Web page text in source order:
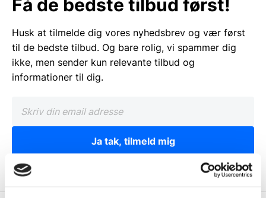
Få de bedste tilbud først!
Husk at tilmelde dig vores nyhedsbrev og vær først
til de bedste tilbud. Og bare rolig, vi spammer dig
ikke, men sender kun relevante tilbud og
informationer til dig.
Ja tak, tilmeld mig